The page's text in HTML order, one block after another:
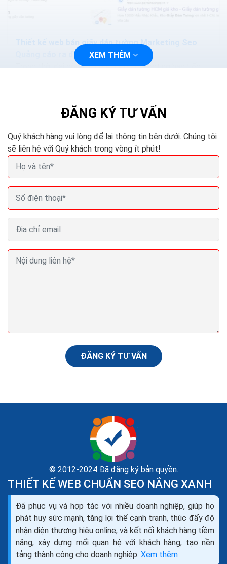
Thiết kế web bán giấy dán tường Marketing Seo
Quảng cáo ra đơn 100%
Trong thời đại công nghệ 4.0 việc marketing hay tiếp
thiệu...
Thiết kế website bán máy đếm tiền seo quảng cáo
marketing ra đơn 100%
Bạn đang cần tìm hiểu về thiết kế web bán máy đếm
tiền như thế nào cho chuyên nghiệp, để mang lại hiệu
quả kinh doanh cao nhất trong thời buổi kinh doanh...
XEM THÊM
ĐĂNG KÝ TƯ VẤN
Quý khách hàng vui lòng để lại thông tin bên dưới. Chúng tôi
sẽ liên hệ với Quý khách trong vòng ít phút!
ĐĂNG KÝ TƯ VẤN
© 2012-2024 Đã đăng ký bản quyền.
THIẾT KẾ WEB CHUẨN SEO NẮNG XANH
Đã phục vụ và hợp tác với nhiều doanh nghiệp, giúp họ
phát huy sức mạnh, tăng lợi thế cạnh tranh, thúc đẩy độ
nhận diện thương hiệu online, và kết nối khách hàng tiềm
năng, xây dựng mối quan hệ với khách hàng, tạo nền
tảng thành công cho doanh nghiệp. Xem thêm